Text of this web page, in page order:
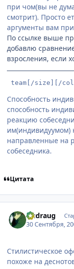
при чом(вы не
смотрит). Просто
аргументы вам
По ссылке выше
добавлю
взросления, если
team[/size][/
Способность
способность
реакцию
им(индивидуумом)
направленные на
собеседника.
Цитата
Dudraug
30 Сентября,
Стилистическое
похоже на